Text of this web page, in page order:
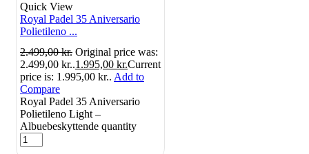
Quick View
Royal Padel 35 Aniversario
Polietileno ...
2.499,00kr. Original price was:
2.499,00 kr..1.995,00 kr.Current
price is: 1.995,00 kr.. Add to
Compare
Royal Padel 35 Aniversario
Polietileno Light –
Albuebeskyttende quantity